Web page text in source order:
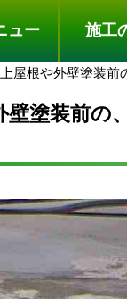
ュー 施工
屋根や外壁塗装前
塗装前の